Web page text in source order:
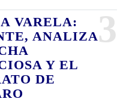
3
VARELA:
ANALIZA
Y EL
DE